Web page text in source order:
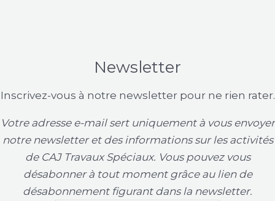
Newsletter
Inscrivez-vous à notre newsletter pour ne rien rater.
Votre adresse e-mail sert uniquement à vous envoyer
notre newsletter et des informations sur les activités
de CAJ Travaux Spéciaux. Vous pouvez vous
désabonner à tout moment grâce au lien de
désabonnement figurant dans la newsletter.